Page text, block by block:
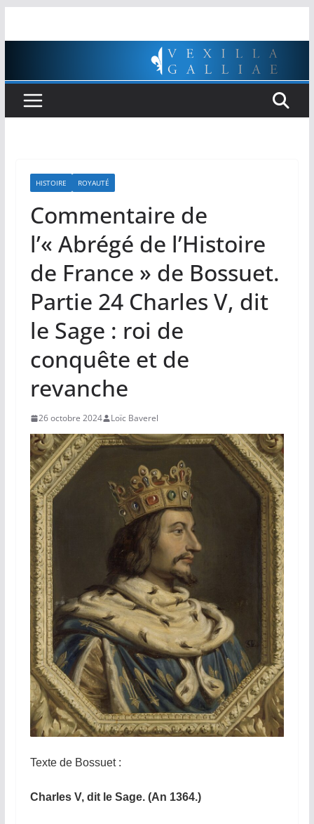
HISTOIRE ROYAUTÉ
Commentaire de
l’« Abrégé de l’Histoire
de France » de Bossuet.
Partie 24 Charles V, dit
le Sage : roi de
conquête et de
revanche
26 octobre 2024 Loïc Baverel
Texte de Bossuet :
Charles V, dit le Sage. (An 1364.)